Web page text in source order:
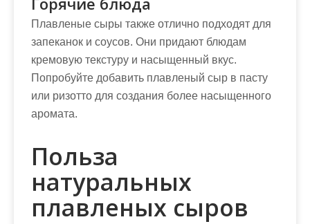
Плавленые сыры также отлично подходят для
запеканок и соусов. Они придают блюдам
кремовую текстуру и насыщенный вкус.
Попробуйте добавить плавленый сыр в пасту
или ризотто для создания более насыщенного
аромата.
Польза
натуральных
плавленых сыров